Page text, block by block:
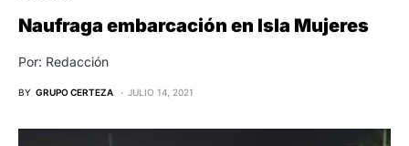
Naufraga embarcación en Isla Mujeres
Por: Redacción
BY GRUPO CERTEZA JULIO 14, 2021